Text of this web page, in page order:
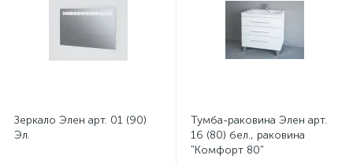
Зеркало Элен арт. 01 (90)
Эл.
Тумба-раковина Элен арт.
16 (80) бел., раковина
"Комфорт 80"